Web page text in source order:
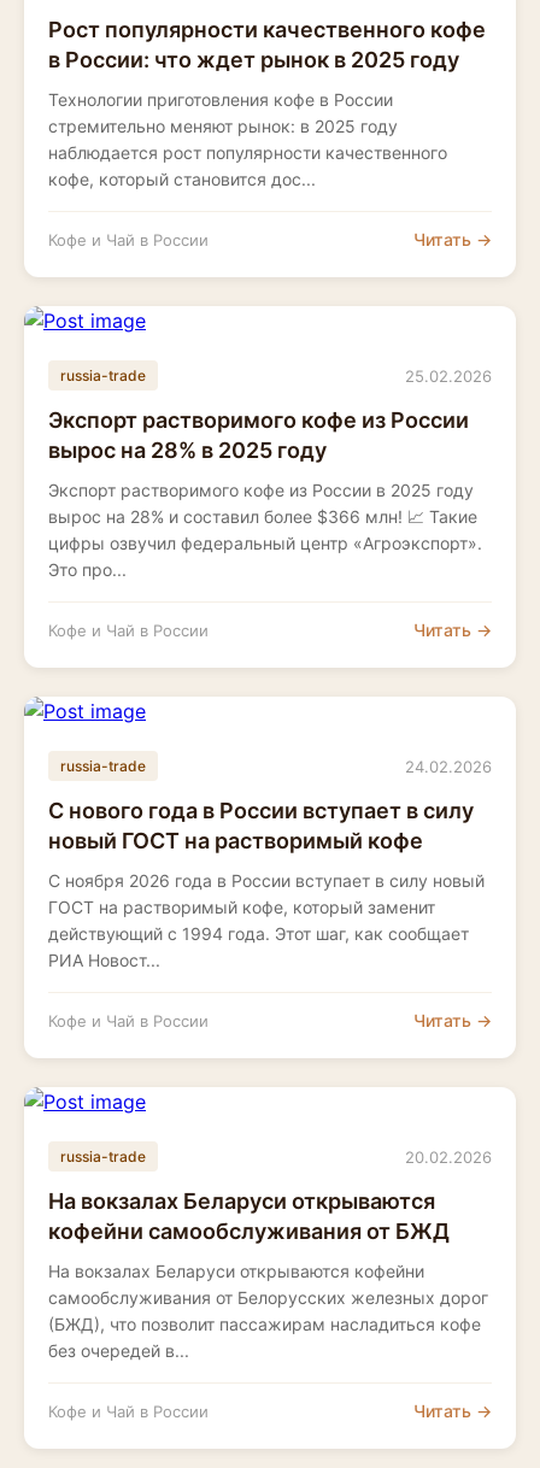
Рост популярности качественного кофе
в России: что ждет рынок в 2025 году
Технологии приготовления кофе в России
стремительно меняют рынок: в 2025 году
наблюдается рост популярности качественного
кофе, который становится дос...
Кофе и Чай в России Читать →
russia-trade 25.02.2026
Экспорт растворимого кофе из России
вырос на 28% в 2025 году
Экспорт растворимого кофе из России в 2025 году
вырос на 28% и составил более $366 млн! 📈 Такие
цифры озвучил федеральный центр «Агроэкспорт».
Это про...
Кофе и Чай в России Читать →
russia-trade 24.02.2026
С нового года в России вступает в силу
новый ГОСТ на растворимый кофе
С ноября 2026 года в России вступает в силу новый
ГОСТ на растворимый кофе, который заменит
действующий с 1994 года. Этот шаг, как сообщает
РИА Новост...
Кофе и Чай в России Читать →
russia-trade 20.02.2026
На вокзалах Беларуси открываются
кофейни самообслуживания от БЖД
На вокзалах Беларуси открываются кофейни
самообслуживания от Белорусских железных дорог
(БЖД), что позволит пассажирам насладиться кофе
без очередей в...
Кофе и Чай в России Читать →